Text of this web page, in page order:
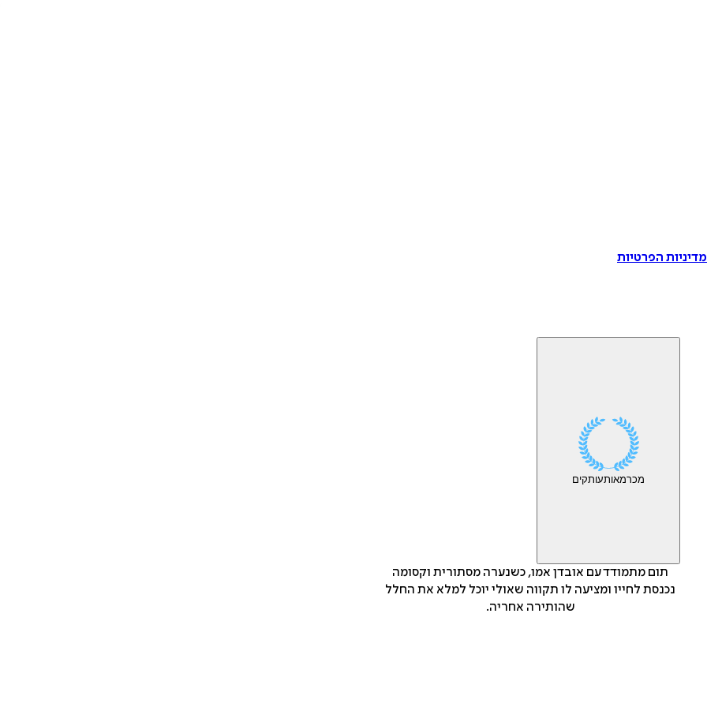
הפרטיות
מכרמאותעותקים
תום מתמודד עם אובדן אמו, כשנערה מסתורית וקסומה
נכנסת לחייו ומציעה לו תקווה שאולי יוכל למלא את החלל
שהותירה אחריה.